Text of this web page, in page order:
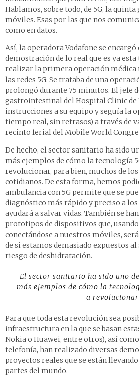
Hablamos, sobre todo, de 5G, la
móviles. Esas por las que nos
como en datos.
Así, la operadora Vodafone se
demostración de lo real que es ya
realizar la primera operación
las redes 5G. Se trataba de una
prolongó durante 75 minutos. El jefe
gastrointestinal del Hospital Clinic de
instrucciones a su equipo y seguía la
tiempo real, sin retrasos) a través de
recinto ferial del Mobile World
De hecho, el sector sanitario ha sido
más ejemplos de cómo la tecnología
revolucionar, para bien, muchos de
cotidianos. De esta forma, hemos
ambulancia con 5G permite que se
diagnóstico más rápido y preciso a los
ayudará a salvar vidas. También se
prototipos de dispositivos que,
conectándose a nuestros móviles,
de si estamos demasiado expuestos
riesgo de deshidratación.
El sector sanitario ha sido uno
más ejemplos de cómo la
a revolucionar
Para que toda esta revolución sea
infraestructura en la que se basan
Nokia o Huawei, entre otros), así
telefonía, han realizado diversas
proyectos reales que se están
partes del mundo.